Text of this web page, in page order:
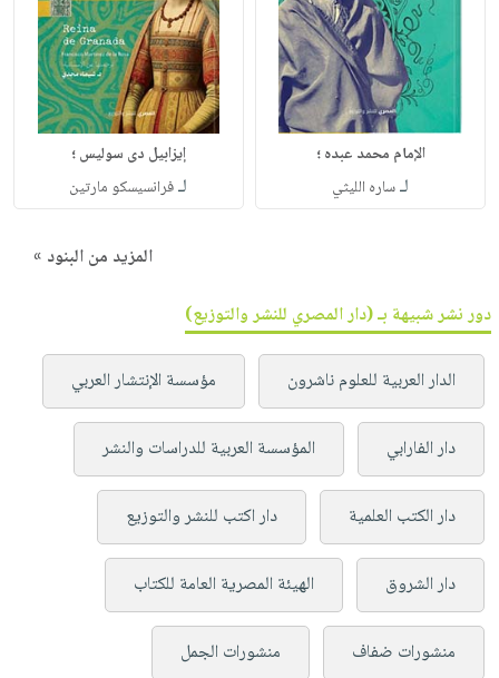
الإمام محمد عبده ؛
لـساره الليثي
إيزابيل دى سوليس ؛
لـفرانسيسكو مارتين
المزيد من البنود »
دور نشر شبيهة بـ (دار المصري للنشر والتوزيع)
الدار العربية للعلوم ناشرون مؤسسة الإنتشار العربي
دار الفارابي المؤسسة العربية للدراسات والنشر
دار الكتب العلمية دار اكتب للنشر والتوزيع
دار الشروق الهيئة المصرية العامة للكتاب
منشورات ضفاف منشورات الجمل